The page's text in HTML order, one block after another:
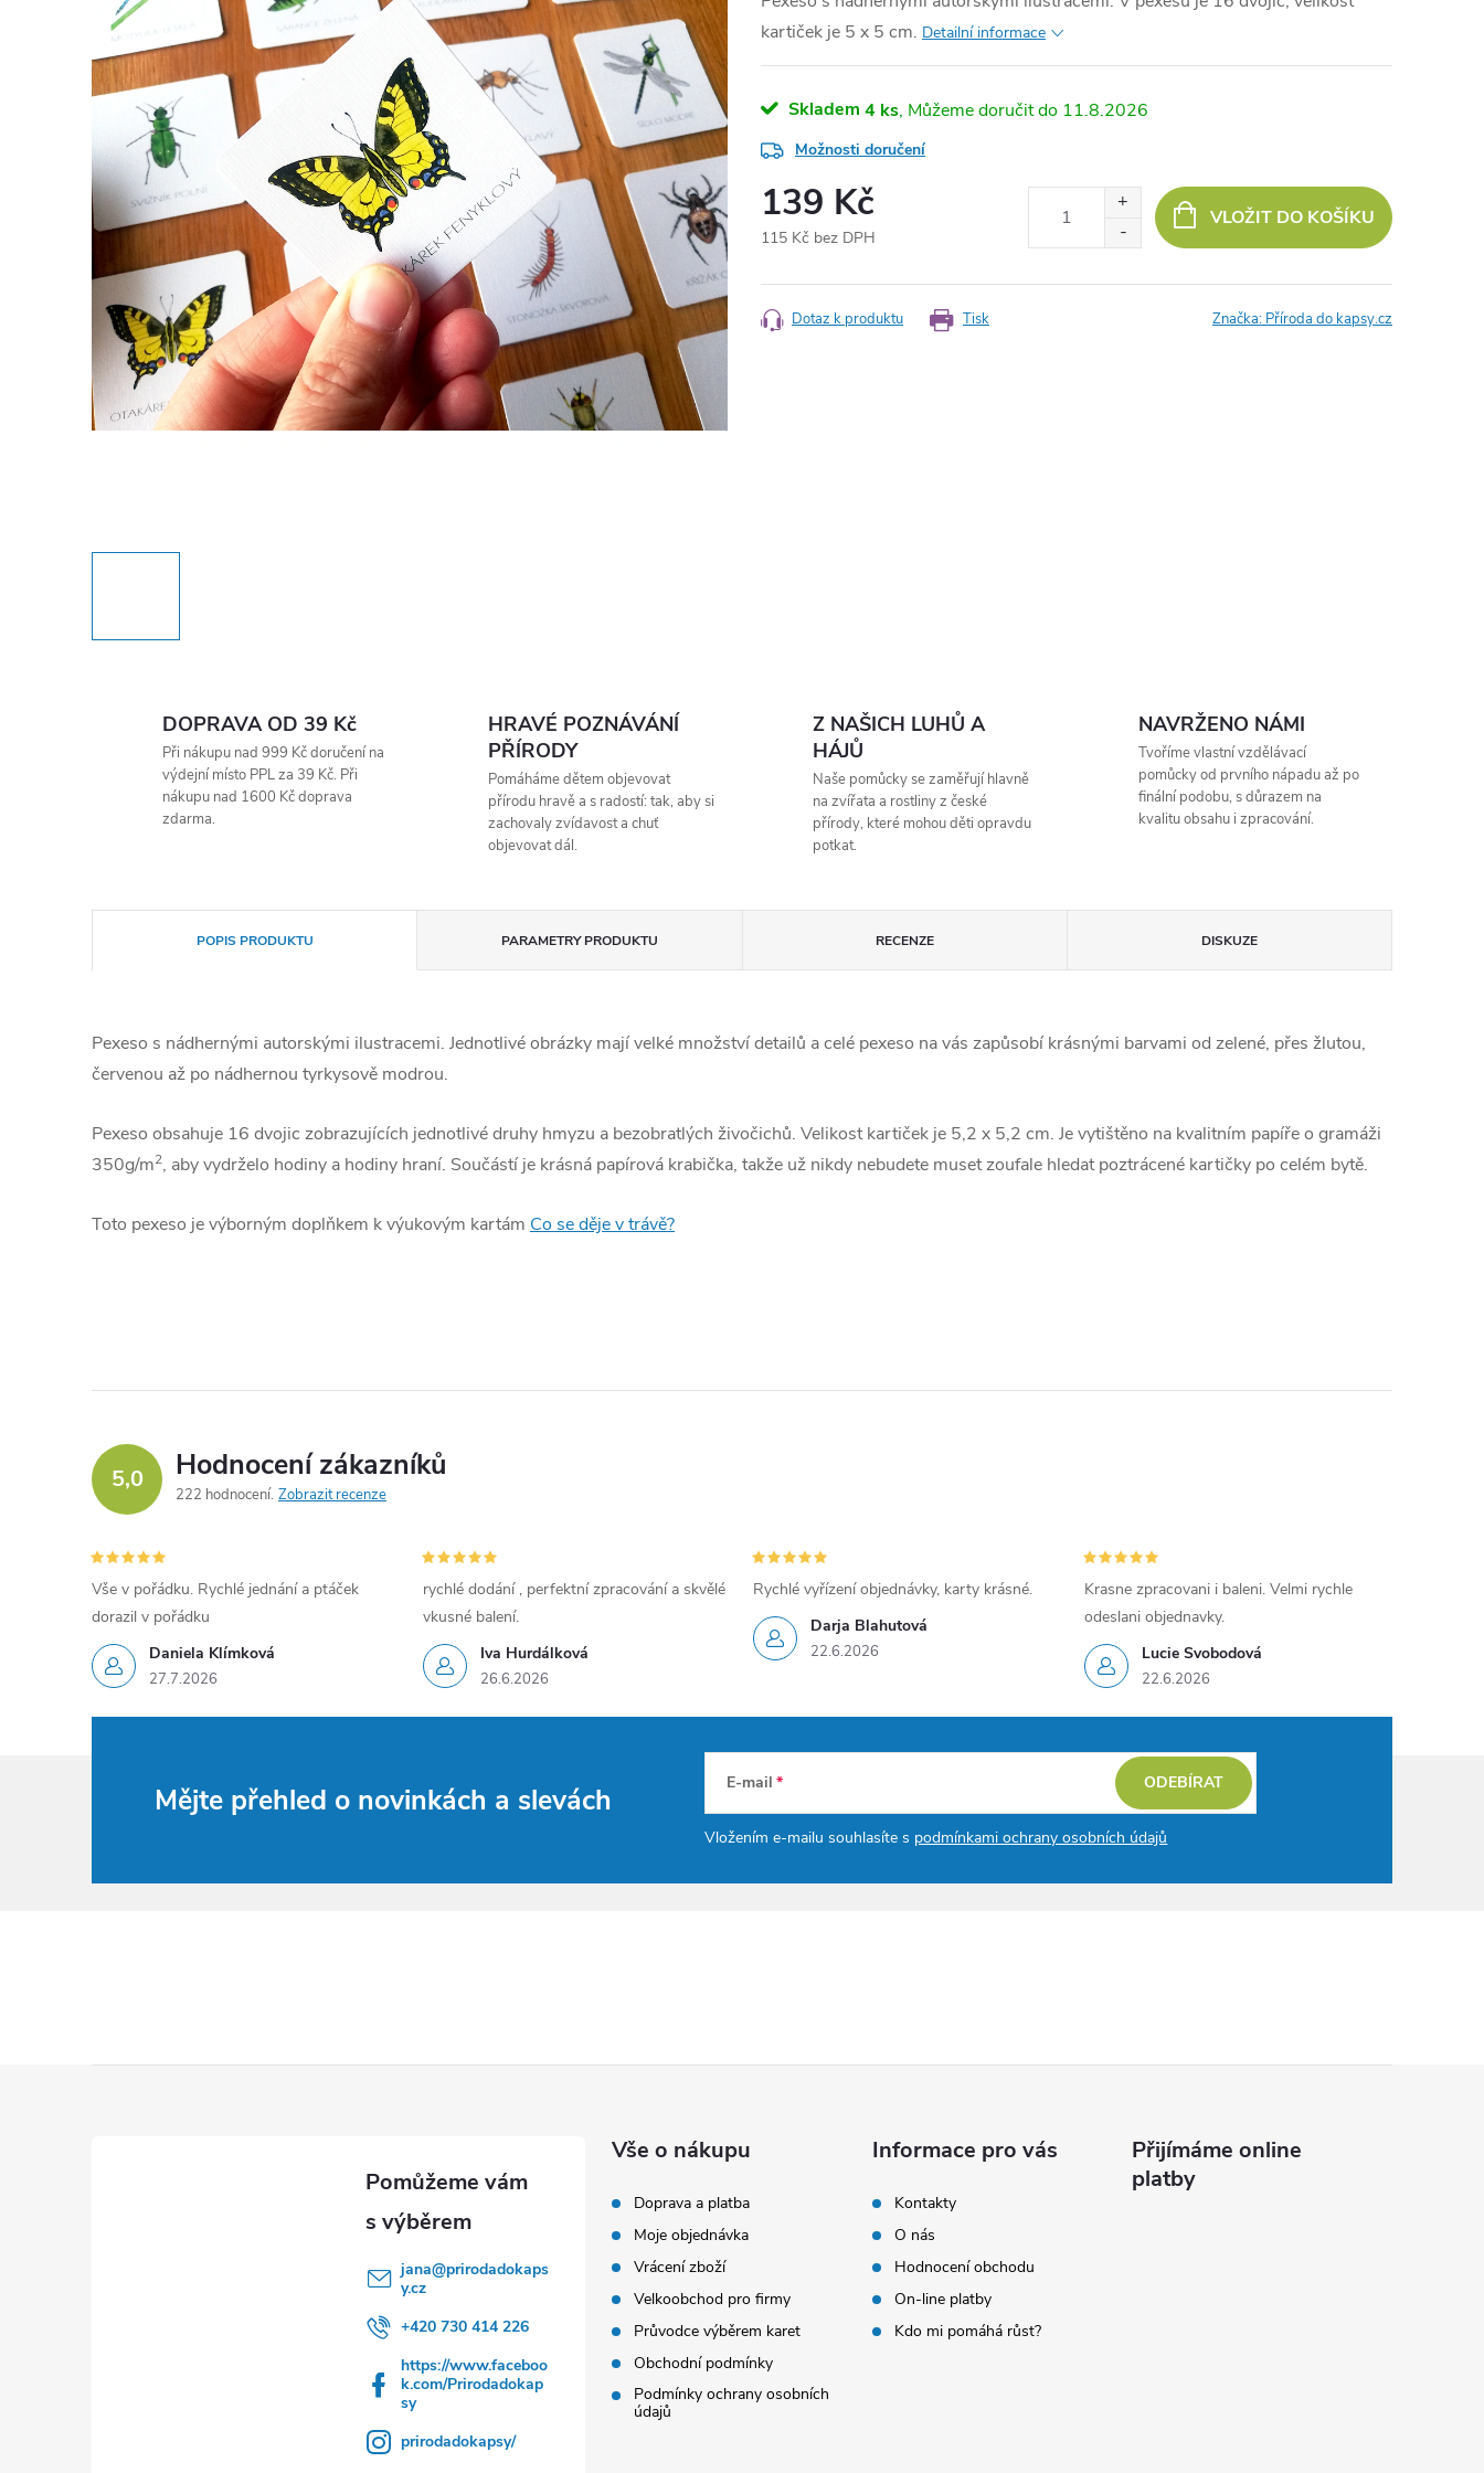
kartiček je 5 x 5 cm. Detailní informace
Skladem 4 ks 11.8.2026
Možnosti doručení
139 Kč
115 Kč bez DPH
cena:
VLOŽIT DO KOŠÍKU
Tisk
Dotaz k produktu Značka: Příroda do kapsy.cz
DOPRAVA OD 39 Kč
Při nákupu nad 999 Kč doručení na
výdejní místo PPL za 39 Kč. Při
nákupu nad 1600 Kč doprava
zdarma.
HRAVÉ POZNÁVÁNÍ
PŘÍRODY
Pomáháme dětem objevovat
přírodu hravě a s radostí: tak, aby si
zachovaly zvídavost a chuť
objevovat dál.
Z NAŠICH LUHŮ A
HÁJŮ
Naše pomůcky se zaměřují hlavně
na zvířata a rostliny z české
přírody, které mohou děti opravdu
potkat.
NAVRŽENO NÁMI
Tvoříme vlastní vzdělávací
pomůcky od prvního nápadu až po
finální podobu, s důrazem na
kvalitu obsahu i zpracování.
POPIS PRODUKTU PARAMETRY PRODUKTU RECENZE DISKUZE
Pexeso s nádhernými autorskými ilustracemi. Jednotlivé obrázky mají velké množství detailů a celé pexeso na vás zapůsobí krásnými barvami od zelené, přes žlutou,
červenou až po nádhernou tyrkysově modrou.
Pexeso obsahuje 16 dvojic zobrazujících jednotlivé druhy hmyzu a bezobratlých živočichů. Velikost kartiček je 5,2 x 5,2 cm. Je vytištěno na kvalitním papíře o gramáži
350g/m2, aby vydrželo hodiny a hodiny hraní. Součástí je krásná papírová krabička, takže už nikdy nebudete muset zoufale hledat poztrácené kartičky po celém bytě.
Toto pexeso je výborným doplňkem k výukovým kartám Co se děje v trávě?
5,0 Hodnocení zákazníků
222 hodnocení Zobrazit recenze
Daniela Klímková
27.7.2026
Vše v pořádku. Rychlé jednání a ptáček
dorazil v pořádku
Iva Hurdálková
26.6.2026
rychlé dodání , perfektní zpracování a skvělé
vkusné balení.
Darja Blahutová
22.6.2026
Rychlé vyřízení objednávky, karty krásné.
Lucie Svobodová
22.6.2026
Krasne zpracovani i baleni. Velmi rychle
odeslani objednavky.
Mějte přehled o novinkách a slevách E-mail
Vložením e-mailu souhlasíte s podmínkami ochrany osobních údajů
ODEBÍRAT
jana@prirodadokaps
y.cz
+420 730 414 226
https://www.faceboo
k.com/Prirodadokap
sy
prirodadokapsy/
Vše o nákupu
Doprava a platba
Moje objednávka
Vrácení zboží
Velkoobchod pro firmy
Průvodce výběrem karet
Obchodní podmínky
Podmínky ochrany osobních
údajů
Informace pro vás
Kontakty
O nás
Hodnocení obchodu
On-line platby
Kdo mi pomáhá růst?
Přijímáme online
platby